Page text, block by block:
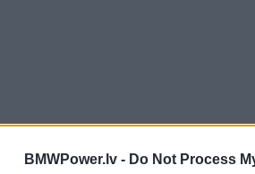
BMWPower.lv - Do Not Process